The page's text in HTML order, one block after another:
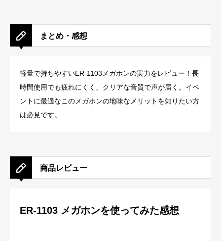
まとめ・感想
軽量で持ちやすいER-1103メガホンの実力をレビュー！長
時間使用でも疲れにくく、クリアな音質で声が届く。イベ
ントに最適なこのメガホンの地味なメリットを知りたい方
は必見です。
商品レビュー
ER-1103 メガホンを使ってみた感想